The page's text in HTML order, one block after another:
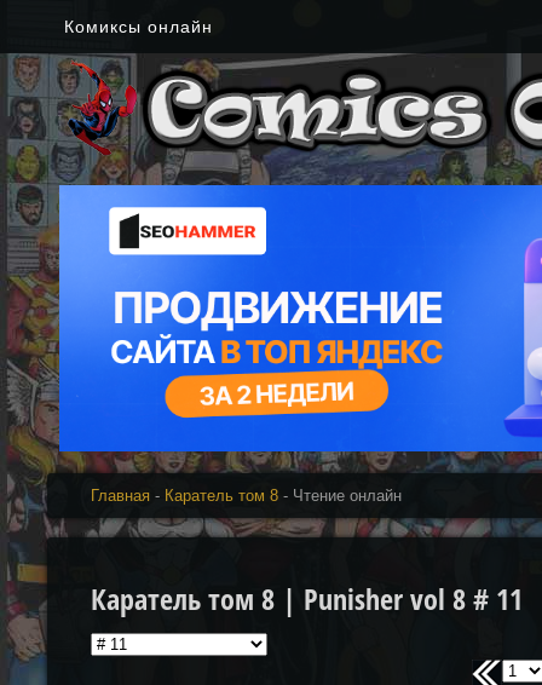
Комиксы онлайн
Главная - Каратель том 8 - Чтение онлайн
Каратель том 8 | Punisher vol 8 # 11